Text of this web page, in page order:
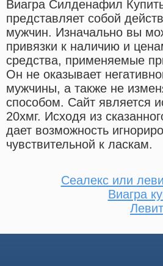
Виагра Силденафил
представляет собой
мужчин. Изначально вы
привязки к наличию и
средства, применяемые
Он не оказывает
мужчины, а также не
способом. Сайт является
20хмг. Исходя из
дает возможность
чувствительной к ласкам.
Сеалекс или
Виагра